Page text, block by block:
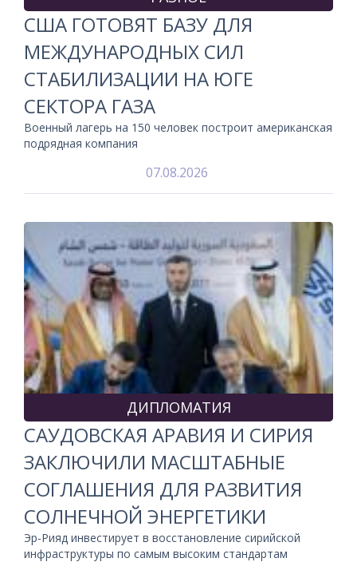
США ГОТОВЯТ БАЗУ ДЛЯ
МЕЖДУНАРОДНЫХ СИЛ
СТАБИЛИЗАЦИИ НА ЮГЕ
СЕКТОРА ГАЗА
Военный лагерь на 150 человек построит американская
подрядная компания
07.08.2026
ДИПЛОМАТИЯ
САУДОВСКАЯ АРАВИЯ И СИРИЯ
ЗАКЛЮЧИЛИ МАСШТАБНЫЕ
СОГЛАШЕНИЯ ДЛЯ РАЗВИТИЯ
СОЛНЕЧНОЙ ЭНЕРГЕТИКИ
Эр-Рияд инвестирует в восстановление сирийской
инфраструктуры по самым высоким стандартам